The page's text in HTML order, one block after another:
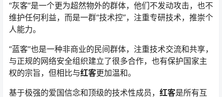
“蓝客”也是一种非商业的民间群体，注重技术交流和共享，
与正规的网络安全组织建立了很多合作，也有保护国家主
基于极强的爱国信念和顶级的技术性成员，红客是所有互
联网组织中凝聚力和战斗力最强的，举起正义，敢冲敢